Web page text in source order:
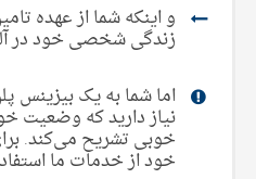
و اینکه شما از عهده
زندگی‌ شخصی‌ خود در
اما شما به یک بیزینس
نیاز دارید که وضعیت
خوبی تشریح می‌‌کند.
خود از خدمات ما